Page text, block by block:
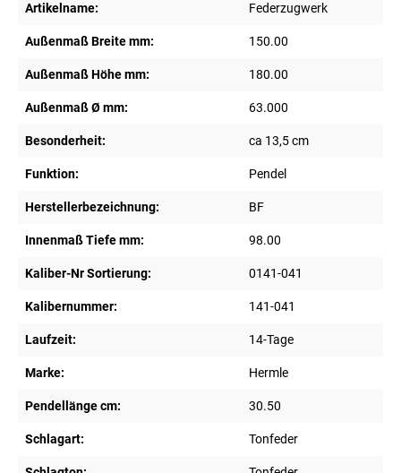
Artikelname: Federzugwerk
Außenmaß Breite mm: 150.00
Außenmaß Höhe mm: 180.00
Außenmaß Ø mm: 63.000
Besonderheit: ca 13,5 cm
Funktion: Pendel
Herstellerbezeichnung: BF
Innenmaß Tiefe mm: 98.00
Kaliber-Nr Sortierung: 0141-041
Kalibernummer: 141-041
Laufzeit: 14-Tage
Marke: Hermle
Pendellänge cm: 30.50
Schlagart: Tonfeder